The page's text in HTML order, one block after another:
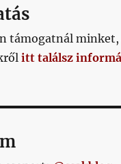
támogatnál minket,
itt találsz